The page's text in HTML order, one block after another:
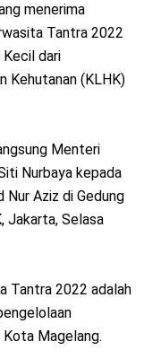
menerima
Tantra 2022
dari
Kehutanan (KLHK)
Menteri
Nurbaya kepada
Nur Aziz di Gedung
Jakarta, Selasa
Tantra 2022 adalah
Kota Magelang.